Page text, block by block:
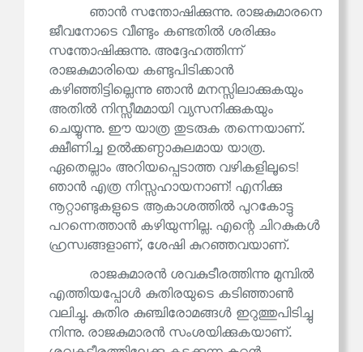
ഞാൻ സന്തോഷിക്കുന്നു. രാജകുമാരനെ
ജീവനോടെ വീണ്ടും കണ്ടതിൽ ശരിക്കും
സന്തോഷിക്കുന്നു. അദ്ദേഹത്തിന്ന്
രാജകുമാരിയെ കണ്ടുപിടിക്കാൻ
കഴിഞ്ഞിട്ടില്ലെന്നു ഞാൻ മനസ്സിലാക്കുകയും
അതിൽ നിസ്സീമമായി വ്യസനിക്കുകയും
ചെയ്യുന്നു. ഈ യാത്ര തുടരുക തന്നെയാണ്.
ക്ഷീണിച്ച ഉൽക്കണ്ഠാകുലമായ യാത്ര.
ഏതെല്ലാം അറിയപ്പെടാത്ത വഴികളിലൂടെ!
ഞാൻ എത്ര നിസ്സഹായനാണ്! എനിക്കു
നൂറ്റാണ്ടുകളുടെ ആകാശത്തിൽ പുറകോട്ടു
പറന്നെത്താൻ കഴിയുന്നില്ല. എന്റെ ചിറകുകൾ
ഹ്രസ്വങ്ങളാണ്, ശേഷി കുറഞ്ഞവയാണ്.
രാജകുമാരൻ ശവകുടീരത്തിന്നു മുമ്പിൽ
എത്തിയപ്പോൾ കുതിരയുടെ കടിഞ്ഞാൺ
വലിച്ചു. കുതിര കുഞ്ചിരോമങ്ങൾ ഇറുത്തുപിടിച്ചു
നിന്നു. രാജകുമാരൻ സംശയിക്കുകയാണ്.